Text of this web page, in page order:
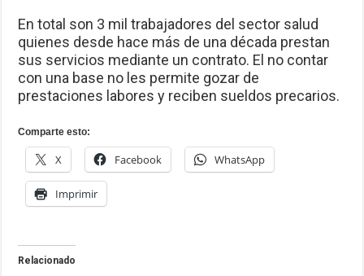
En total son 3 mil trabajadores del sector salud
quienes desde hace más de una década prestan
sus servicios mediante un contrato. El no contar
con una base no les permite gozar de
prestaciones labores y reciben sueldos precarios.
Comparte esto:
X Facebook WhatsApp
Imprimir
Relacionado